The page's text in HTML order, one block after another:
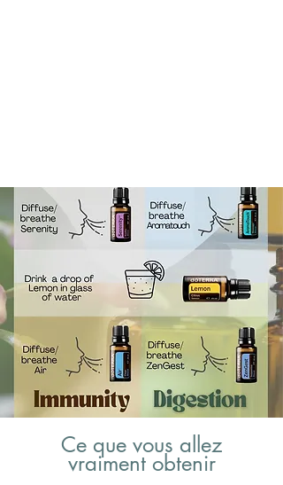
Ce que vous allez
vraiment obtenir